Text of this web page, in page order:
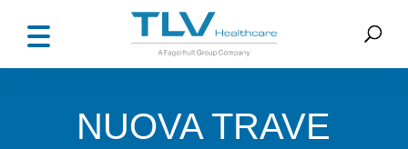
NUOVA TRAVE